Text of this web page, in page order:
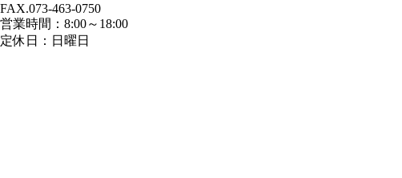
FAX.073-463-0750
営業時間：8:00～18:00
定休日：日曜日